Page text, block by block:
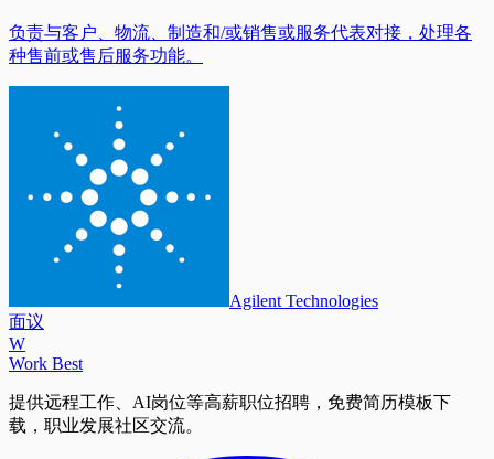
负责与客户、物流、制造和/或销售或服务代表对接，处理各
种售前或售后服务功能。
Agilent Technologies
面议
W
Work Best
提供远程工作、AI岗位等高薪职位招聘，免费简历模板下
载，职业发展社区交流。